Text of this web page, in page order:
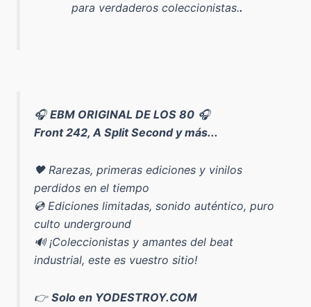
para verdaderos coleccionistas..
🎧EBM ORIGINAL DE LOS 80 🎧
Front 242, A Split Second y más...
🖤 Rarezas, primeras ediciones y vinilos
perdidos en el tiempo
💿 Ediciones limitadas, sonido auténtico, puro
culto underground
🔊 ¡Coleccionistas y amantes del beat
industrial, este es vuestro sitio!
👉Solo en YODESTROY.COM